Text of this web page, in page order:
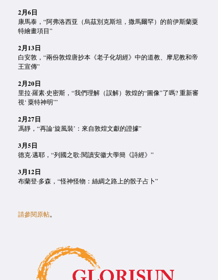
2月6日
康馬泰，“阿弗洛西亚（烏茲別克斯坦，撒馬爾罕）的前伊斯蘭粟
特繪畫項目”
2月13日
白安敦，“兩份敦煌唐抄本《老子化胡經》中的道教、摩尼教和帝
王宣傳”
2月20日
里拉·羅素·史密斯，“我們理解（誤解）敦煌的“圖像”了嗎? 重新審
視‘ 粟特神明’”
2月27日
馮靜，“再論‘旋風裝’：來自敦煌文獻的證據”
3月5日
德克·邁耶，“列國之歌:閱讀安徽大學簡《詩經》”
3月12日
布蘭登·多森，“怪神怪物：絲綢之路上的骰子占卜”
請參閱原帖。